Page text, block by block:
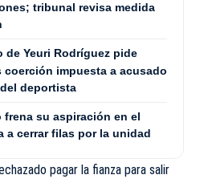
tribunal revisa medida
de Yeuri Rodríguez pide
coerción impuesta a acusado
deportista
frena su aspiración en el
a cerrar filas por la unidad
pagar la fianza para salir